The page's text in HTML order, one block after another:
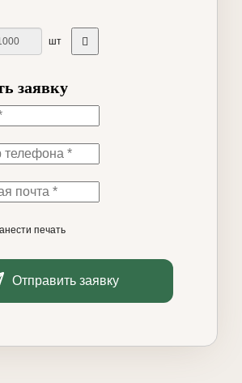
шт
заявку
печать
Отправить заявку